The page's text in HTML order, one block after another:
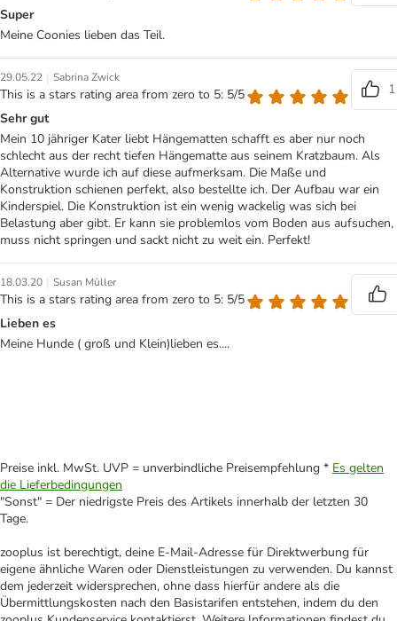
Super
Meine Coonies lieben das Teil.
29.05.22 | Sabrina Zwick
This is a stars rating area from zero to 5: 5/5
1
Sehr gut
Mein 10 jähriger Kater liebt Hängematten schafft es aber nur noch
schlecht aus der recht tiefen Hängematte aus seinem Kratzbaum. Als
Alternative wurde ich auf diese aufmerksam. Die Maße und
Konstruktion schienen perfekt, also bestellte ich. Der Aufbau war ein
Kinderspiel. Die Konstruktion ist ein wenig wackelig was sich bei
Belastung aber gibt. Er kann sie problemlos vom Boden aus aufsuchen,
muss nicht springen und sackt nicht zu weit ein. Perfekt!
18.03.20 | Susan Müller
This is a stars rating area from zero to 5: 5/5
Lieben es
Meine Hunde ( groß und Klein)lieben es....
Preise inkl. MwSt. UVP = unverbindliche Preisempfehlung * Es gelten
die Lieferbedingungen
"Sonst" = Der niedrigste Preis des Artikels innerhalb der letzten 30
Tage.
zooplus ist berechtigt, deine E-Mail-Adresse für Direktwerbung für
eigene ähnliche Waren oder Dienstleistungen zu verwenden. Du kannst
dem jederzeit widersprechen, ohne dass hierfür andere als die
Übermittlungskosten nach den Basistarifen entstehen, indem du den